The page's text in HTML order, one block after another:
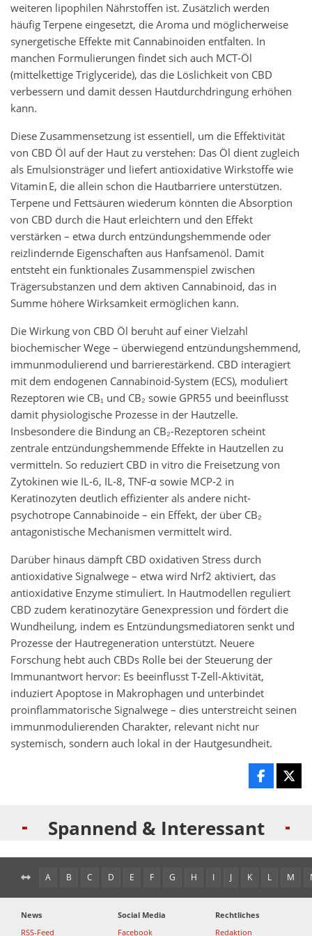
weiteren lipophilen Nährstoffen ist. Zusätzlich werden
häufig Terpene eingesetzt, die Aroma und möglicherweise
synergetische Effekte mit Cannabinoiden entfalten. In
manchen Formulierungen findet sich auch MCT‑Öl
(mittelkettige Triglyceride), das die Löslichkeit von CBD
verbessern und damit dessen Hautdurchdringung erhöhen
kann.
Diese Zusammensetzung ist essentiell, um die Effektivität
von CBD Öl auf der Haut zu verstehen: Das Öl dient zugleich
als Emulsionsträger und liefert antioxidative Wirkstoffe wie
Vitamin E, die allein schon die Hautbarriere unterstützen.
Terpene und Fettsäuren wiederum könnten die Absorption
von CBD durch die Haut erleichtern und den Effekt
verstärken – etwa durch entzündungshemmende oder
reizlindernde Eigenschaften aus Hanfsamenöl. Damit
entsteht ein funktionales Zusammenspiel zwischen
Trägersubstanzen und dem aktiven Cannabinoid, das in
Summe höhere Wirksamkeit ermöglichen kann.
Die Wirkung von CBD Öl beruht auf einer Vielzahl
biochemischer Wege – überwiegend entzündungshemmend,
immunmodulierend und barrierestärkend. CBD interagiert
mit dem endogenen Cannabinoid-System (ECS), moduliert
Rezeptoren wie CB₁ und CB₂ sowie GPR55 und beeinflusst
damit physiologische Prozesse in der Hautzelle.
Insbesondere die Bindung an CB₂-Rezeptoren scheint
zentrale entzündungshemmende Effekte in Hautzellen zu
vermitteln. So reduziert CBD in vitro die Freisetzung von
Zytokinen wie IL‑6, IL‑8, TNF‑α sowie MCP‑2 in
Keratinozyten deutlich effizienter als andere nicht-
psychotrope Cannabinoide – ein Effekt, der über CB₂
antagonistische Mechanismen vermittelt wird.
Darüber hinaus dämpft CBD oxidativen Stress durch
antioxidative Signalwege – etwa wird Nrf2 aktiviert, das
antioxidative Enzyme stimuliert. In Hautmodellen reguliert
CBD zudem keratinozytäre Genexpression und fördert die
Wundheilung, indem es Entzündungsmediatoren senkt und
Prozesse der Hautregeneration unterstützt. Neuere
Forschung hebt auch CBDs Rolle bei der Steuerung der
Immunantwort hervor: Es beeinflusst T‑Zell‑Aktivität,
induziert Apoptose in Makrophagen und unterbindet
proinflammatorische Signalwege – dies unterstreicht seinen
immunmodulierenden Charakter, relevant nicht nur
systemisch, sondern auch lokal in der Hautgesundheit.
Spannend & Interessant
A B C D E F G H I J K L M
News
RSS-Feed
Social Media
Facebook
Rechtliches
Redaktion